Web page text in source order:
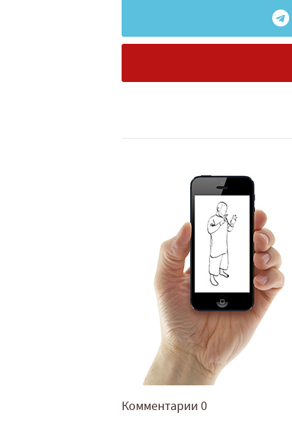
Комментарии 0